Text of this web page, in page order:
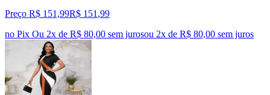
Preço R$ 151,99R$ 151 ,99
no Pix Ou 2x de R$ 80,00 sem jurosou 2x de R$ 80,00 sem juros